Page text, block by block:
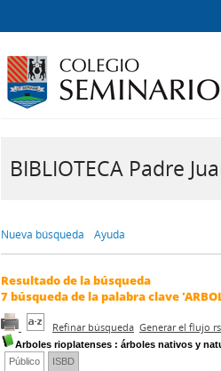
BIBLIOTECA Padre
Nueva búsqueda Ayuda
Resultado de la búsqueda
7búsqueda de la palabra clave
Refinar búsqueda Generar el flujo
Arboles rioplatenses : árboles nativos y
Público
ISBD